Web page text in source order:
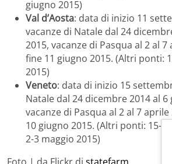
giugno 2015)
Val d’Aosta: data di inizio 11
vacanze di Natale dal 24
2015, vacanze di Pasqua al 2 al
fine 11 giugno 2015. (Altri ponti:
2015)
Veneto: data di inizio 15
Natale dal 24 dicembre 2014 al 6
vacanze di Pasqua al 2 al 7
10 giugno 2015. (Altri ponti: 15-18
2-3 maggio 2015)